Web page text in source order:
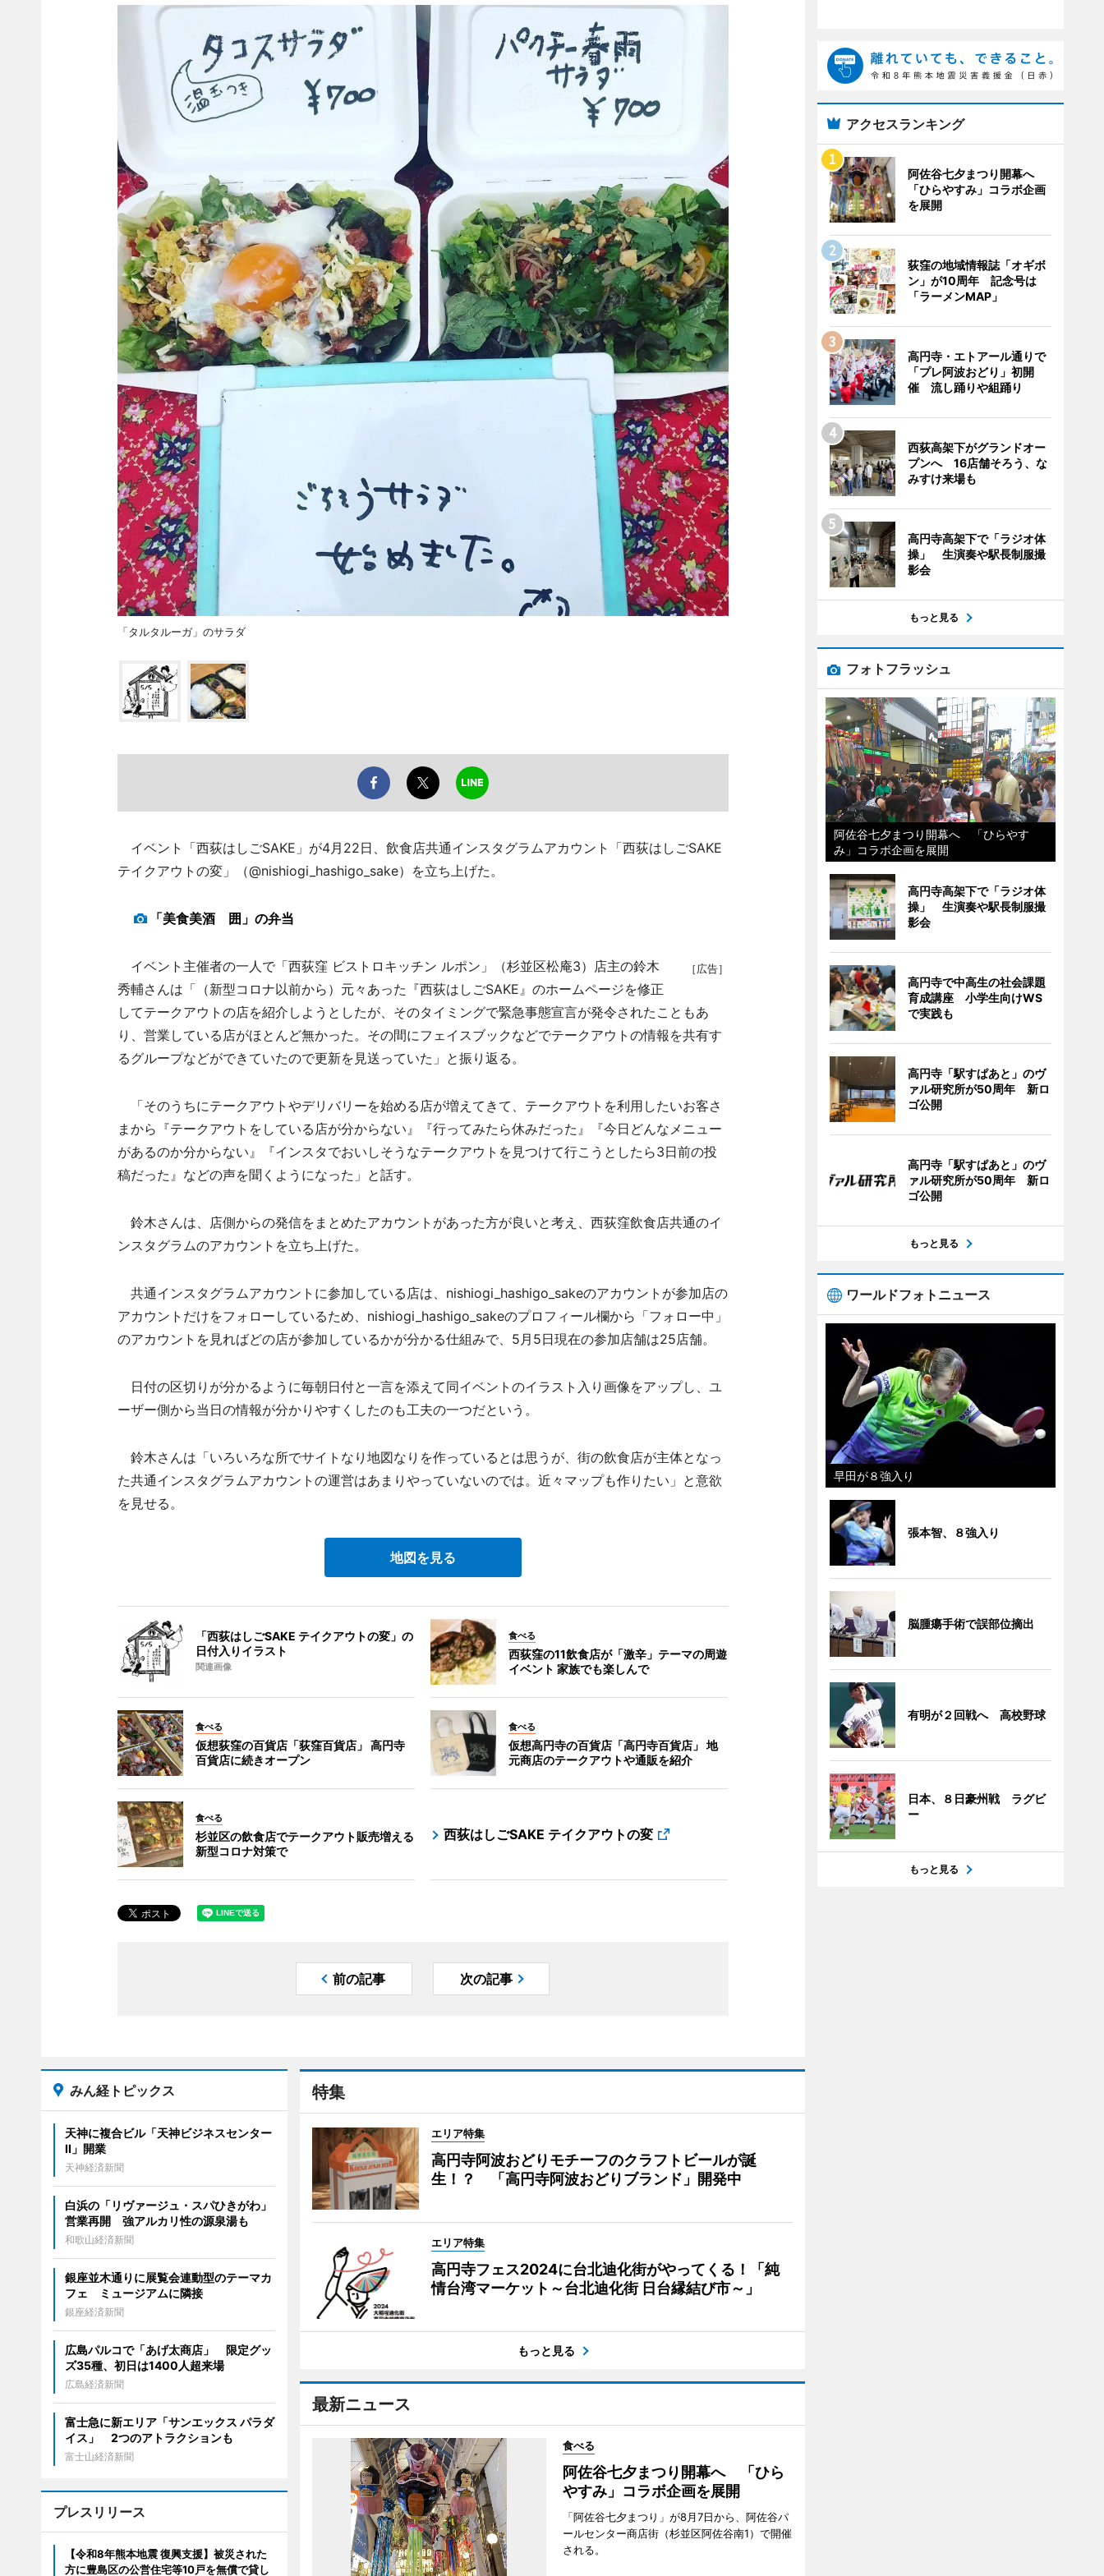
「タルタルーガ」のサラダ
イベント「西荻はしごSAKE」が4月22日、飲食店共通インスタグラムアカウント「西荻はしごSAKE
テイクアウトの変」（@nishiogi_hashigo_sake）を立ち上げた。
「美食美酒 囲」の弁当
［広告］
イベント主催者の一人で「西荻窪 ビストロキッチン ルポン」（杉並区松庵3）店主の鈴木
秀輔さんは「（新型コロナ以前から）元々あった『西荻はしごSAKE』のホームページを修正
してテークアウトの店を紹介しようとしたが、そのタイミングで緊急事態宣言が発令されたこともあ
り、営業している店がほとんど無かった。その間にフェイスブックなどでテークアウトの情報を共有す
るグループなどができていたので更新を見送っていた」と振り返る。
「そのうちにテークアウトやデリバリーを始める店が増えてきて、テークアウトを利用したいお客さ
まから『テークアウトをしている店が分からない』『行ってみたら休みだった』『今日どんなメニュー
があるのか分からない』『インスタでおいしそうなテークアウトを見つけて行こうとしたら3日前の投
稿だった』などの声を聞くようになった」と話す。
鈴木さんは、店側からの発信をまとめたアカウントがあった方が良いと考え、西荻窪飲食店共通のイ
ンスタグラムのアカウントを立ち上げた。
共通インスタグラムアカウントに参加している店は、nishiogi_hashigo_sakeのアカウントが参加店の
アカウントだけをフォローしているため、nishiogi_hashigo_sakeのプロフィール欄から「フォロー中」
のアカウントを見ればどの店が参加しているかが分かる仕組みで、5月5日現在の参加店舗は25店舗。
日付の区切りが分かるように毎朝日付と一言を添えて同イベントのイラスト入り画像をアップし、ユ
ーザー側から当日の情報が分かりやすくしたのも工夫の一つだという。
鈴木さんは「いろいろな所でサイトなり地図なりを作っているとは思うが、街の飲食店が主体となっ
た共通インスタグラムアカウントの運営はあまりやっていないのでは。近々マップも作りたい」と意欲
を見せる。
地図を見る
「西荻はしごSAKE テイクアウトの変」の
日付入りイラスト
関連画像
食べる
西荻窪の11飲食店が「激辛」テーマの周遊
イベント 家族でも楽しんで
食べる
仮想荻窪の百貨店「荻窪百貨店」 高円寺
百貨店に続きオープン
食べる
仮想高円寺の百貨店「高円寺百貨店」 地
元商店のテークアウトや通販を紹介
食べる
杉並区の飲食店でテークアウト販売増える
新型コロナ対策で
西荻はしごSAKE テイクアウトの変
前の記事 次の記事
特集
エリア特集
高円寺阿波おどりモチーフのクラフトビールが誕
生！？ 「高円寺阿波おどりブランド」開発中
エリア特集
高円寺フェス2024に台北迪化街がやってくる！「純
情台湾マーケット～台北迪化街 日台縁結び市～」
もっと見る
最新ニュース
食べる
阿佐谷七夕まつり開幕へ 「ひら
やすみ」コラボ企画を展開
「阿佐谷七夕まつり」が8月7日から、阿佐谷パ
ールセンター商店街（杉並区阿佐谷南1）で開催
される。
みん経トピックス
天神に複合ビル「天神ビジネスセンター
II」開業
天神経済新聞
白浜の「リヴァージュ・スパひきがわ」
営業再開 強アルカリ性の源泉湯も
和歌山経済新聞
銀座並木通りに展覧会連動型のテーマカ
フェ ミュージアムに隣接
銀座経済新聞
広島パルコで「あげ太商店」 限定グッ
ズ35種、初日は1400人超来場
広島経済新聞
富士急に新エリア「サンエックス パラダ
イス」 2つのアトラクションも
富士山経済新聞
プレスリリース
【令和8年熊本地震 復興支援】被災された
方に豊島区の公営住宅等10戸を無償で貸し
アクセスランキング
阿佐谷七夕まつり開幕へ
「ひらやすみ」コラボ企画
を展開
荻窪の地域情報誌「オギボ
ン」が10周年 記念号は
「ラーメンMAP」
高円寺・エトアール通りで
「プレ阿波おどり」初開
催 流し踊りや組踊り
西荻高架下がグランドオー
プンへ 16店舗そろう、な
みすけ来場も
高円寺高架下で「ラジオ体
操」 生演奏や駅長制服撮
影会
もっと見る
フォトフラッシュ
阿佐谷七夕まつり開幕へ 「ひらやす
み」コラボ企画を展開
高円寺高架下で「ラジオ体
操」 生演奏や駅長制服撮
影会
高円寺で中高生の社会課題
育成講座 小学生向けWS
で実践も
高円寺「駅すぱあと」のヴ
ァル研究所が50周年 新ロ
ゴ公開
高円寺「駅すぱあと」のヴ
ァル研究所が50周年 新ロ
ゴ公開
もっと見る
ワールドフォトニュース
早田が８強入り
張本智、８強入り
脳腫瘍手術で誤部位摘出
有明が２回戦へ 高校野球
日本、８日豪州戦 ラグビ
ー
もっと見る